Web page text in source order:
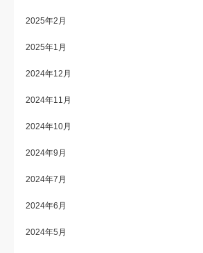
2025年2月
2025年1月
2024年12月
2024年11月
2024年10月
2024年9月
2024年7月
2024年6月
2024年5月